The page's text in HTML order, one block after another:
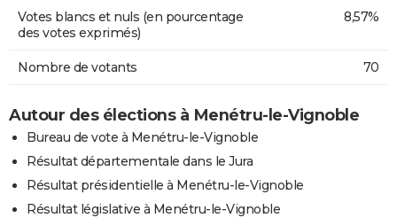
Votes blancs et nuls (en pourcentage
des votes exprimés)
8,57%
Nombre de votants 70
Autour des élections à Menétru-le-Vignoble
Bureau de vote à Menétru-le-Vignoble
Résultat départementale dans le Jura
Résultat présidentielle à Menétru-le-Vignoble
Résultat législative à Menétru-le-Vignoble